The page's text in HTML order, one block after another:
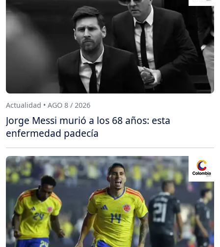
Actualidad • AGO 8 / 2026
Jorge Messi murió a los 68 años: esta
enfermedad padecía